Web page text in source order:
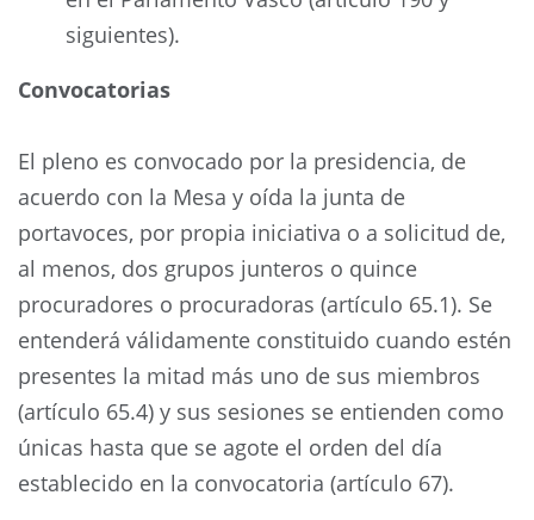
siguientes).
Convocatorias
El pleno es convocado por la presidencia, de
acuerdo con la Mesa y oída la junta de
portavoces, por propia iniciativa o a solicitud de,
al menos, dos grupos junteros o quince
procuradores o procuradoras (artículo 65.1). Se
entenderá válidamente constituido cuando estén
presentes la mitad más uno de sus miembros
(artículo 65.4) y sus sesiones se entienden como
únicas hasta que se agote el orden del día
establecido en la convocatoria (artículo 67).